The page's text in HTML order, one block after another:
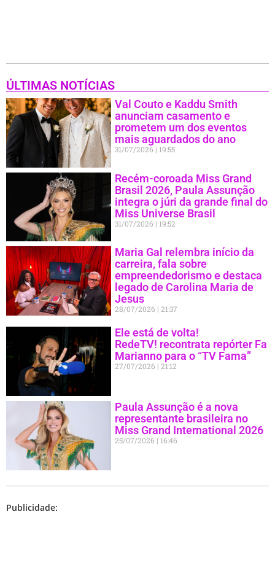
ÚLTIMAS NOTÍCIAS
Val Couto e Kaddu Smith
anunciam casamento e
prometem um dos eventos
mais aguardados do ano
31/07/2026 19:55
Recém-coroada Miss Grand
Brasil 2026, Paula Assunção
integra o júri da grande final do
Miss Universe Brasil
31/07/2026 19:52
Maria Gal relembra início da
carreira, fala sobre
empreendedorismo e destaca
legado de Carolina Maria de
Jesus
28/07/2026 21:37
Ele está de volta!
RedeTV! recontrata repórter Fa
Marianno para o “TV Fama”
27/07/2026 21:12
Paula Assunção é a nova
representante brasileira no
Miss Grand International 2026
25/07/2026 16:46
Publicidade: